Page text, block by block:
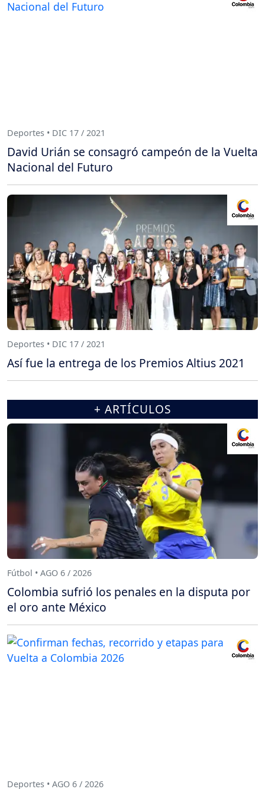
Deportes • DIC 17 / 2021
David Urián se consagró campeón de la Vuelta
Nacional del Futuro
Deportes • DIC 17 / 2021
Así fue la entrega de los Premios Altius 2021
+ ARTÍCULOS
Fútbol • AGO 6 / 2026
Colombia sufrió los penales en la disputa por
el oro ante México
Deportes • AGO 6 / 2026